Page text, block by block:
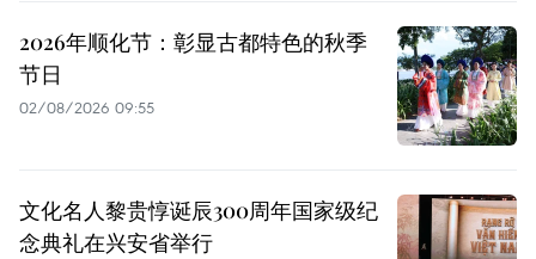
2026年顺化节：彰显古都特色的秋季
节日
02/08/2026 09:55
文化名人黎贵惇诞辰300周年国家级纪
念典礼在兴安省举行